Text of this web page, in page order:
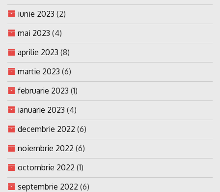
iunie 2023 (2)
mai 2023 (4)
aprilie 2023 (8)
martie 2023 (6)
februarie 2023 (1)
ianuarie 2023 (4)
decembrie 2022 (6)
noiembrie 2022 (6)
octombrie 2022 (1)
septembrie 2022 (6)